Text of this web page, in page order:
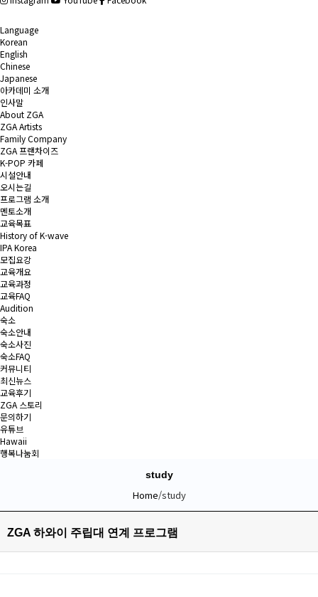
Language
Korean
English
Chinese
Japanese
아카데미 소개
인사말
About ZGA
ZGA Artists
Family Company
ZGA 프랜차이즈
K-POP 카페
시설안내
오시는길
프로그램 소개
멘토소개
교육목표
History of K-wave
IPA Korea
모집요강
교육개요
교육과정
교육FAQ
Audition
숙소
숙소안내
숙소사진
숙소FAQ
커뮤니티
최신뉴스
교육후기
ZGA 스토리
문의하기
유튜브
Hawaii
행복나눔회
study
Home/study
ZGA 하와이 주립대 연계 프로그램